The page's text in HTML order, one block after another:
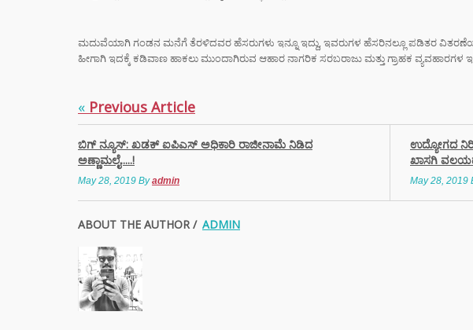
ರಿವೇಂಜ್‌, ಡಿಕೆಶಿ ಮತ್ತು
ರಾಹುಲ್‌ ಗಾಂಧಿಗೆ
ರಾಜೀನಾಮೆ ಘೋಷಣೆ –
ಮದುವೆಯಾಗಿ ಗಂಡನ ಮನೆಗೆ ತೆರಳಿದವರ ಹೆಸರುಗಳು ಇನ್ನೂ ಇದ್ದು, ಇವರುಗಳ ಹೆಸರಿನಲ್ಲೂ ಪಡಿತರ
ಹೀಗಾಗಿ ಇದಕ್ಕೆ ಕಡಿವಾಣ ಹಾಕಲು ಮುಂದಾಗಿರುವ ಆಹಾರ ನಾಗರಿಕ ಸರಬರಾಜು ಮತ್ತು ಗ್ರಾಹಕ ವ್ಯವಹಾರಗಳ
« Previous Article
ಬಿಗ್ ನ್ಯೂಸ್: ಖಡಕ್ ಐಪಿಎಸ್ ಅಧಿಕಾರಿ ರಾಜೀನಾಮೆ ನಿಡಿದ
ಅಣ್ಣಾಮಲೈ.....!
May 28, 2019 Byadmin
ಉದ್ಯೋಗದ
ಖಾಸಗಿ
May 28, 2019
ABOUT THE AUTHOR / ADMIN